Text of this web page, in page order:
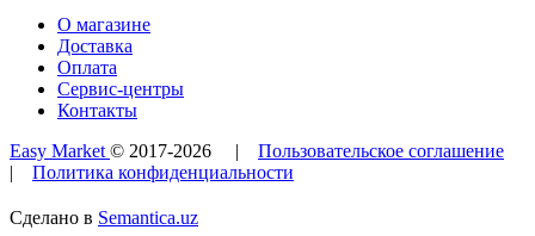
О магазине
Доставка
Оплата
Сервис-центры
Контакты
Easy Market © 2017-2026 | Пользовательское соглашение
| Политика конфиденциальности
Сделано в Semantica.uz